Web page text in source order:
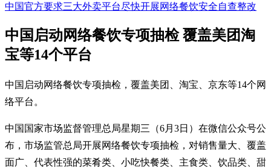
中国官方要求三大外卖平台尽快开展网络餐饮安全自查整改
中国启动网络餐饮专项抽检 覆盖美团淘
宝等14个平台
中国启动网络餐饮专项抽检，覆盖美团、淘宝、京东等14个网
络平台。
中国国家市场监督管理总局星期三（6月3日）在微信公众号公
布，市场监管总局开展网络餐饮专项抽检，对销售量大、覆盖
面广、代表性强的菜肴类、小吃快餐类、主食类、饮品类、甜